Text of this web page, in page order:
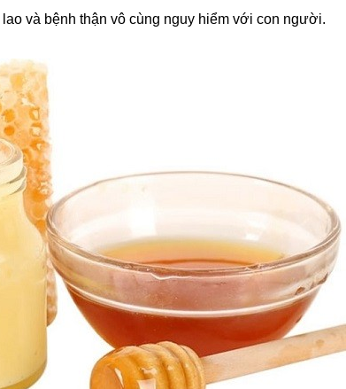
và bệnh thận vô cùng nguy hiểm với con người.